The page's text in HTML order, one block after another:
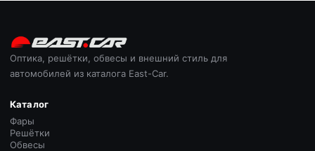
Оптика, решётки, обвесы и внешний стиль для
автомобилей из каталога East-Car.
Каталог
Фары
Решётки
Обвесы